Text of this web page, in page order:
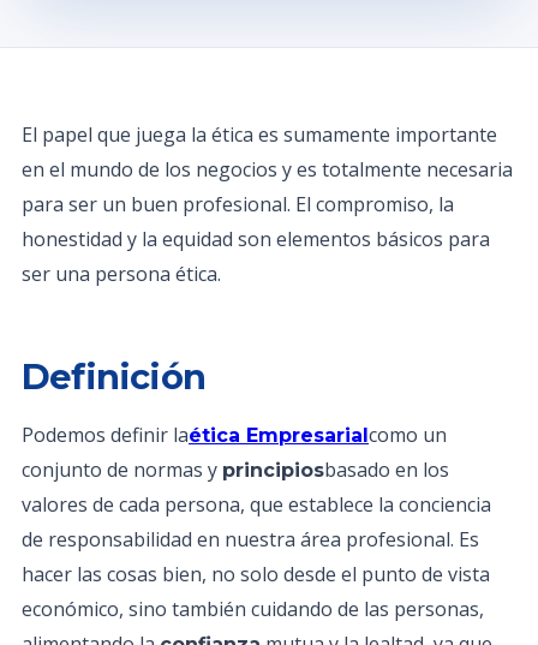
El papel que juega la ética es sumamente importante
en el mundo de los negocios y es totalmente necesaria
para ser un buen profesional. El compromiso, la
honestidad y la equidad son elementos básicos para
ser una persona ética.
Definición
Podemos definir laética Empresarialcomo un
conjunto de normas y principiosbasado en los
valores de cada persona, que establece la conciencia
de responsabilidad en nuestra área profesional. Es
hacer las cosas bien, no solo desde el punto de vista
económico, sino también cuidando de las personas,